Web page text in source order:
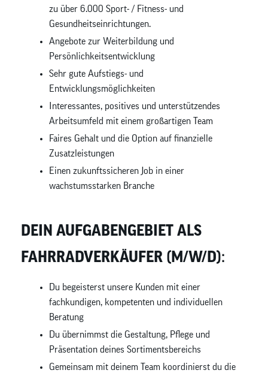
zu über 6.000 Sport- / Fitness- und
Gesundheitseinrichtungen.
Angebote zur Weiterbildung und
Persönlichkeitsentwicklung
Sehr gute Aufstiegs- und
Entwicklungsmöglichkeiten
Interessantes, positives und unterstützendes
Arbeitsumfeld mit einem großartigen Team
Faires Gehalt und die Option auf finanzielle
Zusatzleistungen
Einen zukunftssicheren Job in einer
wachstumsstarken Branche
DEIN AUFGABENGEBIET ALS
FAHRRADVERKÄUFER (M/W/D):
Du begeisterst unsere Kunden mit einer
fachkundigen, kompetenten und individuellen
Beratung
Du übernimmst die Gestaltung, Pflege und
Präsentation deines Sortimentsbereichs
Gemeinsam mit deinem Team koordinierst du die